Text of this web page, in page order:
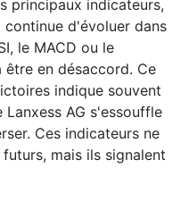
principaux indicateurs,
d'évoluer dans
le MACD ou le
en désaccord. Ce
indique souvent
AG s'essouffle
Ces indicateurs ne
mais ils signalent